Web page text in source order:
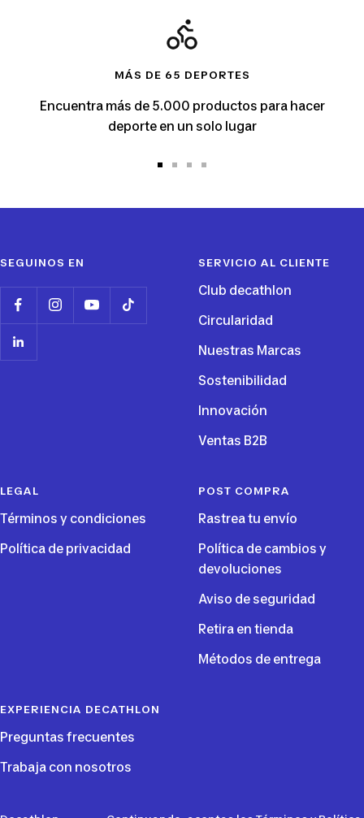
MÁS DE 65 DEPORTES
Encuentra más de 5.000 productos para hacer
deporte en un solo lugar
SEGUINOS EN SERVICIO AL CLIENTE
Club decathlon
Circularidad
Nuestras Marcas
Sostenibilidad
Innovación
Ventas B2B
LEGAL
Términos y condiciones
Política de privacidad
POST COMPRA
Rastrea tu envío
Política de cambios y
devoluciones
Aviso de seguridad
Retira en tienda
Métodos de entrega
EXPERIENCIA DECATHLON
Preguntas frecuentes
Trabaja con nosotros